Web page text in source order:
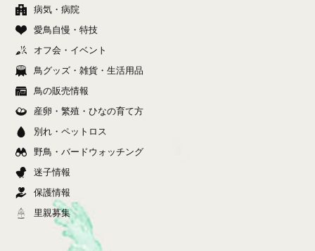
病気・病院
愛鳥自慢・特技
オフ会・イベント
鳥グッズ・雑貨・生活用品
鳥の販売情報
産卵・繁殖・ひなの育て方
別れ・ペットロス
野鳥・バードウォッチング
迷子情報
保護情報
里親募集